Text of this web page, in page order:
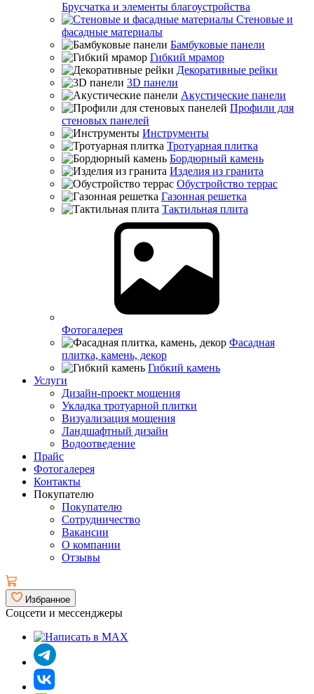
Брусчатка и элементы благоустройства
Стеновые и
фасадные материалы
Бамбуковые панели
Гибкий мрамор
Декоративные рейки
3D панели
Акустические панели
Профили для
стеновых панелей
Инструменты
Тротуарная плитка
Бордюрный камень
Изделия из гранита
Обустройство террас
Газонная решетка
Тактильная плита
Фотогалерея
Фасадная
плитка, камень, декор
Гибкий камень
Услуги
Дизайн-проект мощения
Укладка тротуарной плитки
Визуализация мощения
Ландшафтный дизайн
Водоотведение
Прайс
Фотогалерея
Контакты
Покупателю
Покупателю
Сотрудничество
Вакансии
О компании
Отзывы
Избранное
Соцсети и мессенджеры